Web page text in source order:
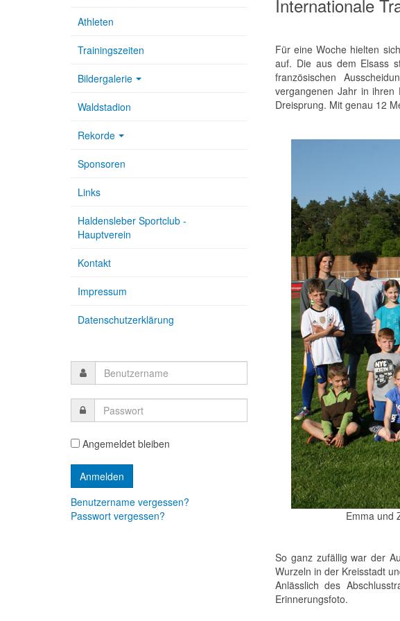
Internationale
Für eine Woche hielten
auf. Die aus dem Elsass
französischen
vergangenen Jahr in ihren
Dreisprung. Mit genau 12
Emma und
So ganz zufällig war der
Wurzeln in der Kreisstadt
Anlässlich des
Erinnerungsfoto.
Athleten
Trainingszeiten
Bildergalerie
Waldstadion
Rekorde
Sponsoren
Links
Haldensleber Sportclub -
Hauptverein
Kontakt
Impressum
Datenschutzerklärung
Angemeldet bleiben
Benutzername vergessen?
Passwort vergessen?